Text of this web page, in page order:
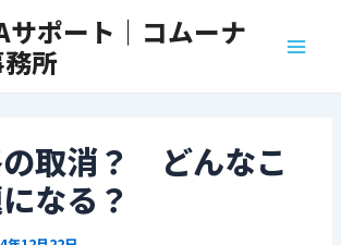
サポート｜コムーナ
所
取消？ どんなこ
なる？